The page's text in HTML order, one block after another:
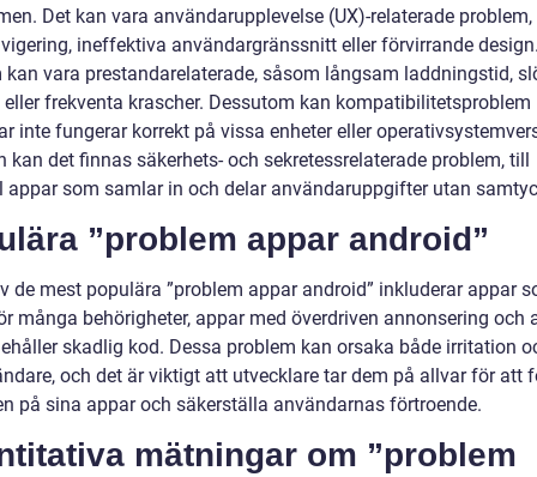
Det kan vara användarupplevelse (UX)-relaterade
ineffektiva användargränssnitt eller förvirrande
kan vara prestandarelaterade, såsom långsam laddningstid,
eller frekventa krascher. Dessutom kan kompatibilitetsproblem
inte fungerar korrekt på vissa enheter eller
kan det finnas säkerhets- och sekretessrelaterade problem, till
appar som samlar in och delar användaruppgifter utan
”problem appar android”
de mest populära ”problem appar android” inkluderar appar
många behörigheter, appar med överdriven annonsering och
skadlig kod. Dessa problem kan orsaka både irritation
och det är viktigt att utvecklare tar dem på allvar för att
på sina appar och säkerställa användarnas förtroende.
mätningar om ”problem